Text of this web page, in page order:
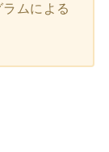
ムによる